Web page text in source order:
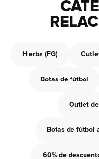
Hierba (FG)
Botas de fútbol
Outlet
Botas de fútbol
60% de